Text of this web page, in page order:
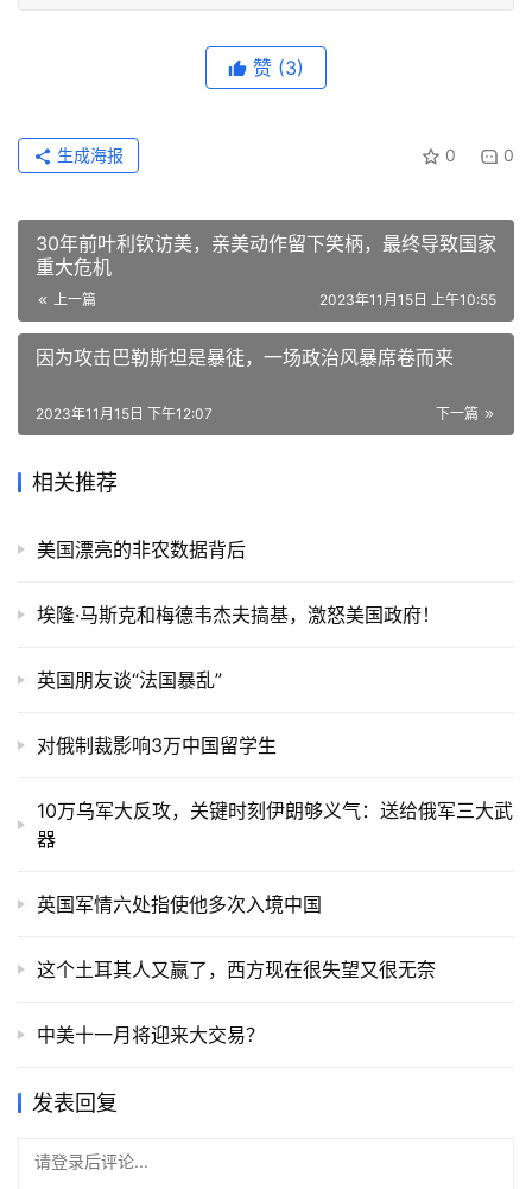
赞 (3)
0 0
生成海报
30年前叶利钦访美，亲美动作留下笑柄，最终导致国家
重大危机
上一篇 2023年11月15日 上午10:55
因为攻击巴勒斯坦是暴徒，一场政治风暴席卷而来
下一篇
2023年11月15日 下午12:07
相关推荐
美国漂亮的非农数据背后
埃隆·马斯克和梅德韦杰夫搞基，激怒美国政府！
英国朋友谈“法国暴乱”
对俄制裁影响3万中国留学生
10万乌军大反攻，关键时刻伊朗够义气：送给俄军三大武
器
英国军情六处指使他多次入境中国
这个土耳其人又赢了，西方现在很失望又很无奈
中美十一月将迎来大交易？
发表回复
请登录后评论...